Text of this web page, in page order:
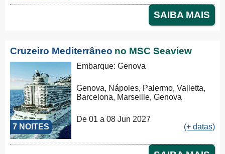
SAIBA MAIS
Cruzeiro Mediterrâneo no MSC Seaview
7 NOITES
Embarque: Genova
Genova, Nápoles, Palermo, Valletta,
Barcelona, Marseille, Genova
De 01 a 08 Jun 2027
(+ datas)